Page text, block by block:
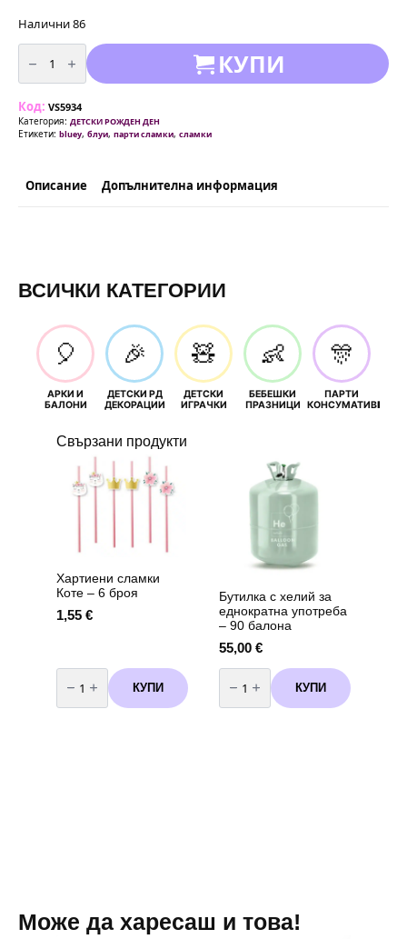
Налични 86
количество
за
Сламки
Блуи
-
8
броя
КУПИ
Код: VS5934
Категория: ДЕТСКИ РОЖДЕН ДЕН
Етикети: bluey, блуи, парти сламки, сламки
Описание Допълнителна информация
ВСИЧКИ КАТЕГОРИИ
🎈
АРКИ И
БАЛОНИ
🎉
ДЕТСКИ РД
ДЕКОРАЦИИ
🧸
ДЕТСКИ
ИГРАЧКИ
👶
БЕБЕШКИ
ПРАЗНИЦИ
🎊
ПАРТИ
КОНСУМАТИВИ
Свързани продукти
Хартиени сламки
Коте – 6 броя
1,55 €
количество
за
Хартиени
сламки
КУПИ
Бутилка с хелий за
еднократна употреба
– 90 балона
55,00 €
количество
за
Бутилка
с
КУПИ
Може да харесаш и това!